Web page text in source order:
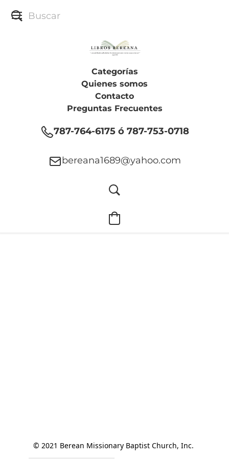
Categorías
Quienes somos
Contacto
Preguntas Frecuentes
787-764-6175 ó 787-753-0718
bereana1689@yahoo.com
© 2021 Berean Missionary Baptist Church, Inc.